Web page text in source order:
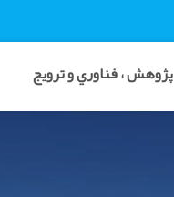
پژوهش ، فناوري و ترويج